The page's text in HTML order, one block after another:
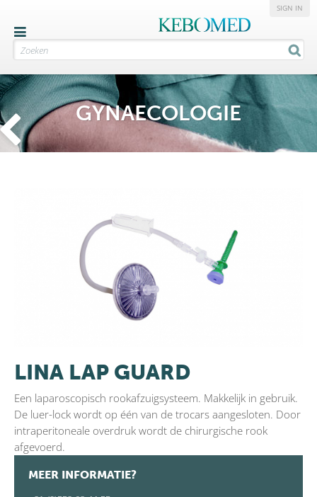
SIGN IN
GYNAECOLOGIE
LINA LAP GUARD
Een laparoscopisch rookafzuigsysteem. Makkelijk in gebruik.
De luer-lock wordt op één van de trocars aangesloten. Door
intraperitoneale overdruk wordt de chirurgische rook
afgevoerd.
MEER INFORMATIE?